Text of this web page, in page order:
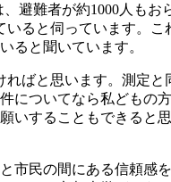
避難者が約1000人もお
いると伺っています。こ
ると聞いています。
ばと思います。測定と
についてなら私どもの
いすることもできると
市民の間にある信頼感